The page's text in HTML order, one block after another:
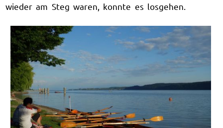
wieder am Steg waren, konnte es losgehen.